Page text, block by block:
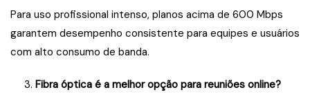
Para uso profissional intenso, planos acima de 600 Mbps
garantem desempenho consistente para equipes e usuários
com alto consumo de banda.
3. Fibra óptica é a melhor opção para reuniões online?